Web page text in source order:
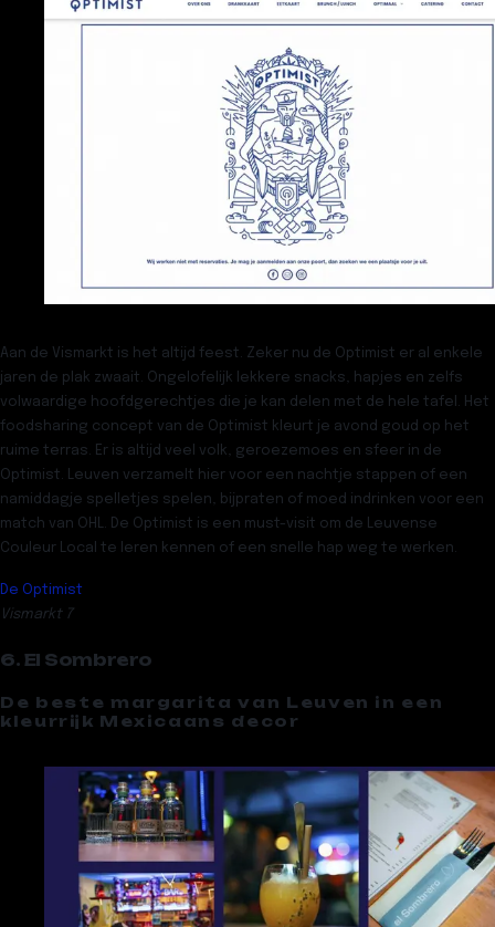
Aan de Vismarkt is het altijd feest. Zeker nu de Optimist er al enkele
jaren de plak zwaait. Ongelofelijk lekkere snacks, hapjes en zelfs
volwaardige hoofdgerechtjes die je kan delen met de hele tafel. Het
foodsharing concept van de Optimist kleurt je avond goud op het
ruime terras. Er is altijd veel volk, geroezemoes en sfeer in de
Optimist. Leuven verzamelt hier voor een nachtje stappen of een
namiddagje spelletjes spelen, bijpraten of moed indrinken voor een
match van OHL. De Optimist is een must-visit om de Leuvense
Couleur Local te leren kennen of een snelle hap weg te werken.
De Optimist
Vismarkt 7
6. El Sombrero
De beste margarita van Leuven in een
kleurrijk Mexicaans decor